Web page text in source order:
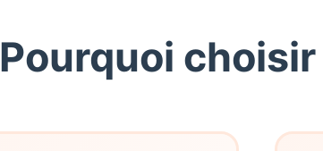
Pourquoi